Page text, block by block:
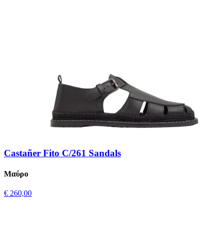
Castañer Fito C/261 Sandals
Μαύρο
€ 260,00